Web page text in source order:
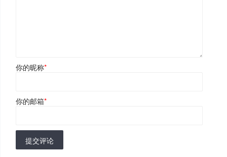
你的昵称*
你的邮箱*
提交评论